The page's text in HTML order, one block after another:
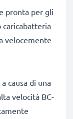
pronta per gli
caricabatteria
velocemente
causa di una
velocità BC-